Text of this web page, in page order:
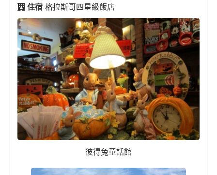
住宿 格拉斯哥四星級飯店
彼得兔童話館